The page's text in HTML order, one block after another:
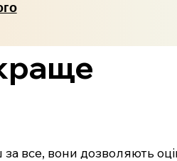
все, вони дозволяють